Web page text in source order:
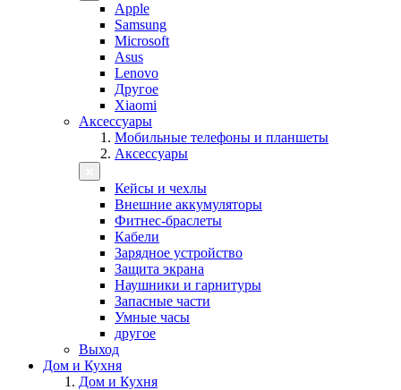
Apple
Samsung
Microsoft
Asus
Lenovo
Другое
Xiaomi
Аксессуары
Мобильные телефоны и планшеты
Аксессуары
Кейсы и чехлы
Внешние аккумуляторы
Фитнес-браслеты
Кабели
Зарядное устройство
Защита экрана
Наушники и гарнитуры
Запасные части
Умные часы
другое
Выход
Дом и Кухня
Дом и Кухня